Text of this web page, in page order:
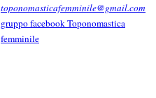
toponomasticafemminile@gmail.com
gruppo facebook Toponomastica
femminile